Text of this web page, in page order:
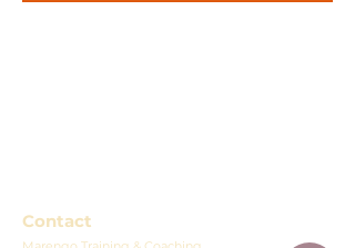
Contact